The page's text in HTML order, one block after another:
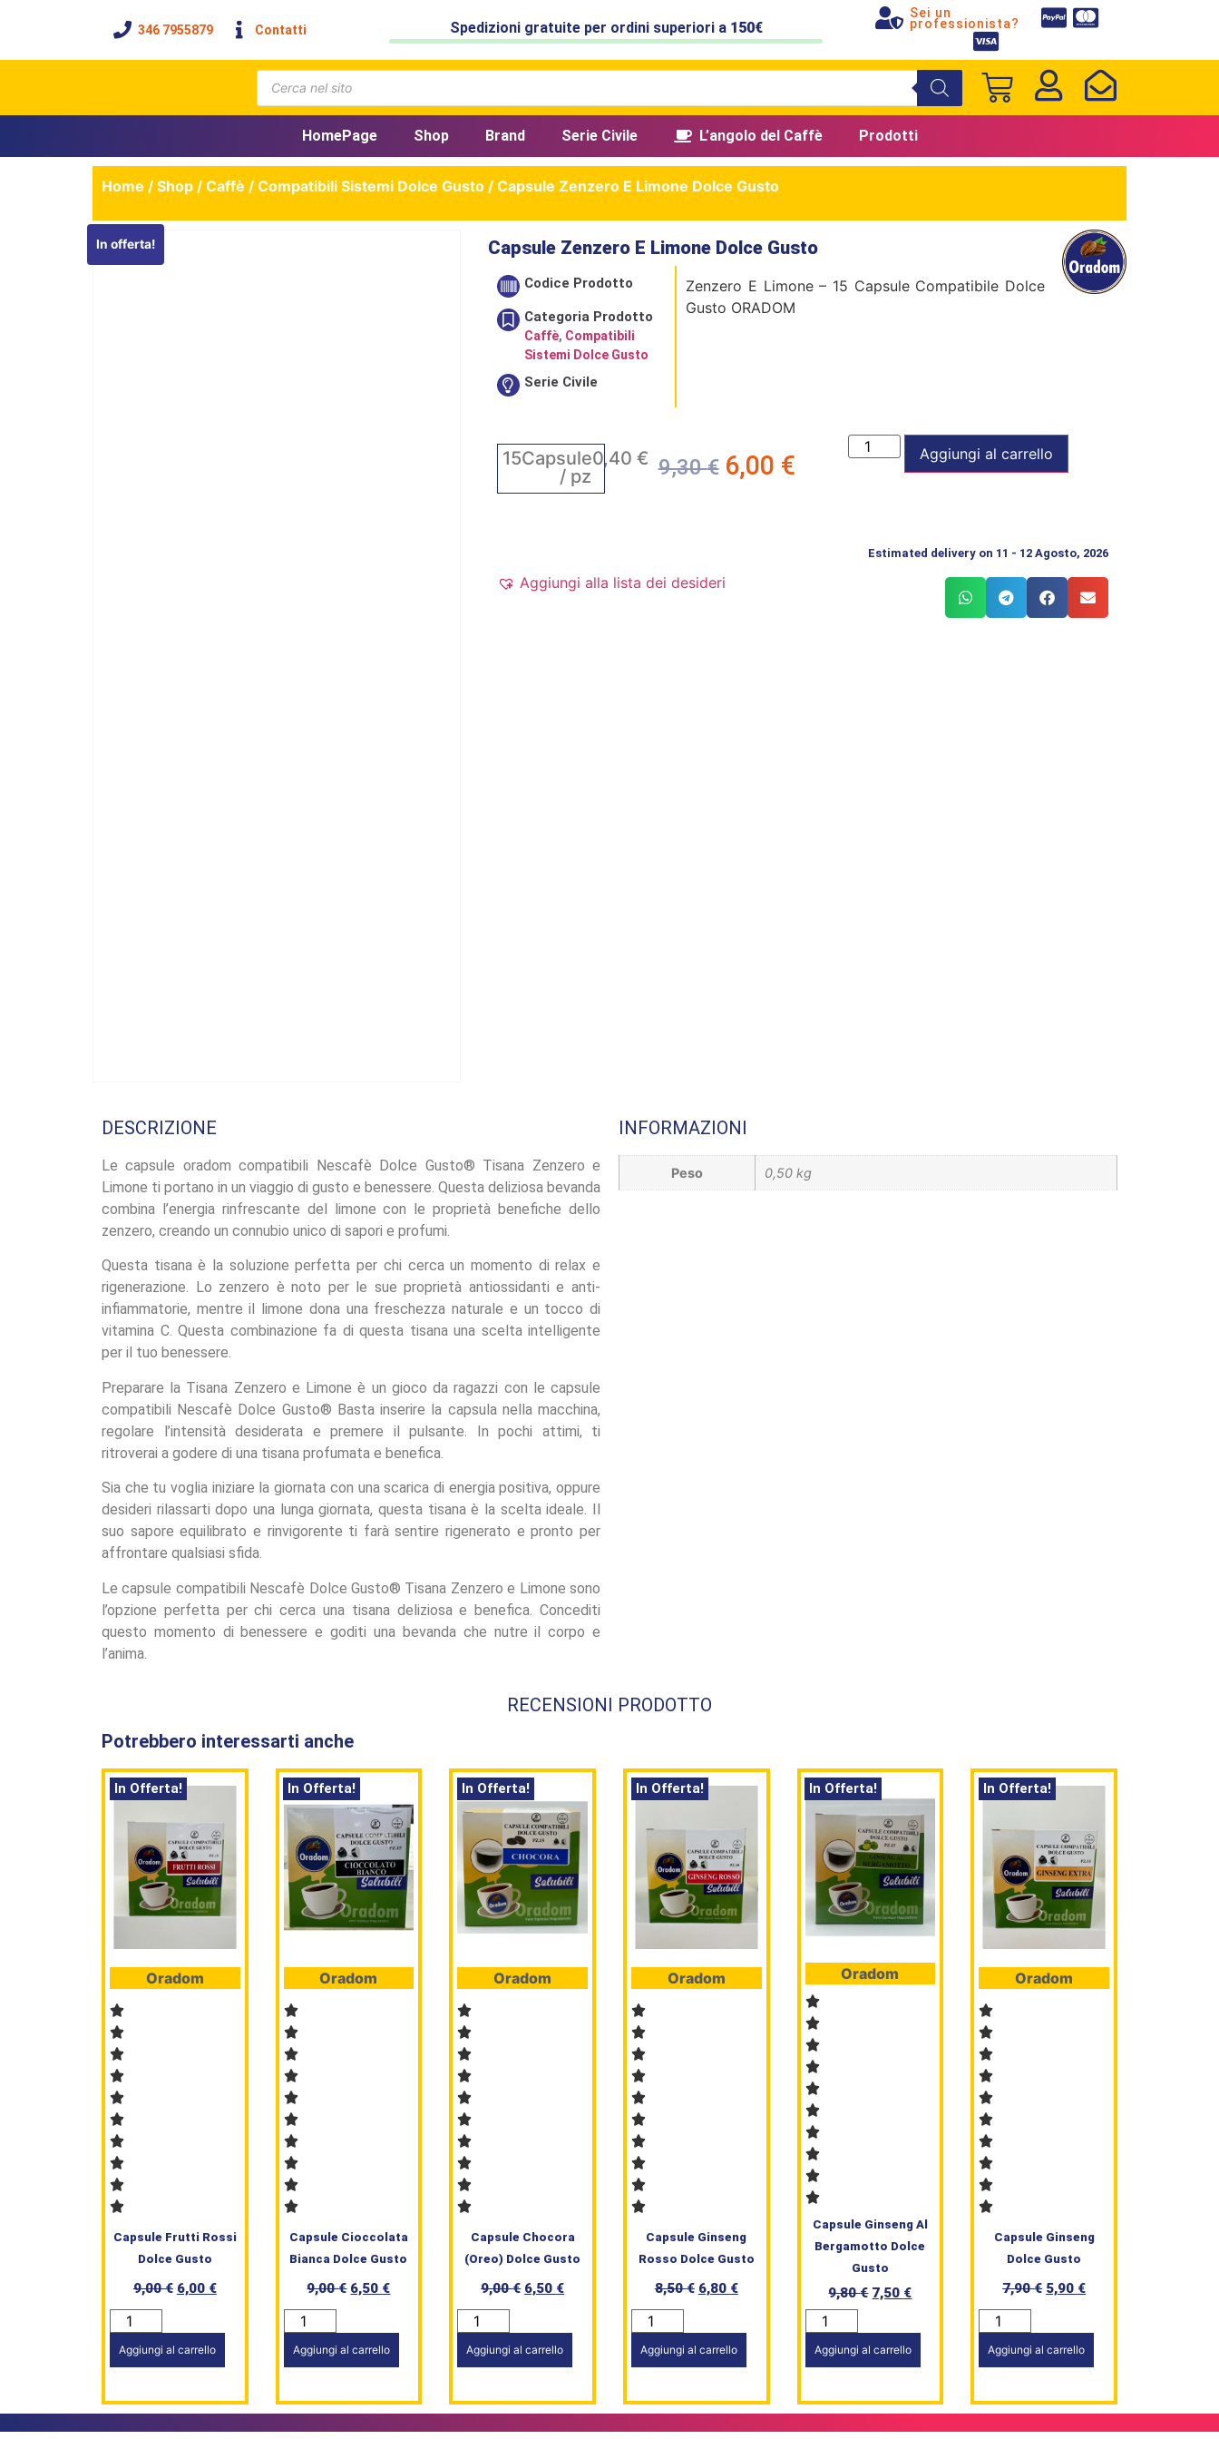
346 7955879 Contatti Spedizioni gratuite per ordini superiori a 150€
Sei un
professionista?
HomePage Shop Brand Serie Civile L’angolo del Caffè Prodotti
Home / Shop / Caffè / Compatibili Sistemi Dolce Gusto / Capsule Zenzero E Limone Dolce Gusto
In offerta! Capsule Zenzero E Limone Dolce Gusto
Codice Prodotto
Categoria Prodotto
Caffè, Compatibili
Sistemi Dolce Gusto
Serie Civile
Zenzero E Limone – 15 Capsule Compatibile Dolce
Gusto ORADOM
15Capsule0,40 €
/ pz
9,30€ 6,00 € Aggiungi al carrello
Aggiungi alla lista dei desideri
Estimated delivery on 11 - 12 Agosto, 2026
DESCRIZIONE
Le capsule oradom compatibili Nescafè Dolce Gusto® Tisana Zenzero e
Limone ti portano in un viaggio di gusto e benessere. Questa deliziosa bevanda
combina l’energia rinfrescante del limone con le proprietà benefiche dello
zenzero, creando un connubio unico di sapori e profumi.
Questa tisana è la soluzione perfetta per chi cerca un momento di relax e
rigenerazione. Lo zenzero è noto per le sue proprietà antiossidanti e anti-
infiammatorie, mentre il limone dona una freschezza naturale e un tocco di
vitamina C. Questa combinazione fa di questa tisana una scelta intelligente
per il tuo benessere.
Preparare la Tisana Zenzero e Limone è un gioco da ragazzi con le capsule
compatibili Nescafè Dolce Gusto® Basta inserire la capsula nella macchina,
regolare l’intensità desiderata e premere il pulsante. In pochi attimi, ti
ritroverai a godere di una tisana profumata e benefica.
Sia che tu voglia iniziare la giornata con una scarica di energia positiva, oppure
desideri rilassarti dopo una lunga giornata, questa tisana è la scelta ideale. Il
suo sapore equilibrato e rinvigorente ti farà sentire rigenerato e pronto per
affrontare qualsiasi sfida.
Le capsule compatibili Nescafè Dolce Gusto® Tisana Zenzero e Limone sono
l’opzione perfetta per chi cerca una tisana deliziosa e benefica. Concediti
questo momento di benessere e goditi una bevanda che nutre il corpo e
l’anima.
INFORMAZIONI
Peso 0,50 kg
RECENSIONI PRODOTTO
Potrebbero interessarti anche
In Offerta!
Oradom
Capsule Frutti Rossi
Dolce Gusto
9,00€ 6,00 €
Aggiungi al carrello
In Offerta!
Oradom
Capsule Cioccolata
Bianca Dolce Gusto
9,00€ 6,50 €
Aggiungi al carrello
In Offerta!
Oradom
Capsule Chocora
(Oreo) Dolce Gusto
9,00€ 6,50 €
Aggiungi al carrello
In Offerta!
Oradom
Capsule Ginseng
Rosso Dolce Gusto
8,50€ 6,80 €
Aggiungi al carrello
In Offerta!
Oradom
Capsule Ginseng Al
Bergamotto Dolce
Gusto
9,80€ 7,50 €
Aggiungi al carrello
In Offerta!
Oradom
Capsule Ginseng
Dolce Gusto
7,90€ 5,90 €
Aggiungi al carrello